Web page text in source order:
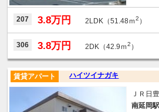
207 3.8万円 2LDK（51.48ｍ2 ）
306 3.8万円 2DK（42.9ｍ2 ）
ハイツイナガキ
賃貸アパート
ＪＲ日
南延岡駅